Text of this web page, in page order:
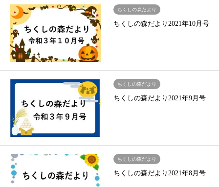
ちくしの森だより
ちくしの森だより2021年10月号
ちくしの森だより
ちくしの森だより2021年9月号
ちくしの森だより
ちくしの森だより2021年8月号